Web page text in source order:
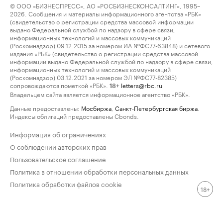
© ООО «БИЗНЕСПРЕСС», АО «РОСБИЗНЕСКОНСАЛТИНГ», 1995–
2026. Сообщения и материалы информационного агентства «РБК»
(свидетельство о регистрации средства массовой информации
выдано Федеральной службой по надзору в сфере связи,
информационных технологий и массовых коммуникаций
(Роскомнадзор) 09.12.2015 за номером ИА №ФС77-63848) и сетевого
издания «РБК» (свидетельство о регистрации средства массовой
информации выдано Федеральной службой по надзору в сфере связи,
информационных технологий и массовых коммуникаций
(Роскомнадзор) 03.12.2021 за номером ЭЛ №ФС77-82385)
сопровождаются пометкой «РБК».
18+ letters@rbc.ru
Владельцем сайта является информационное агентство «РБК».
Данные предоставлены: Мосбиржа Санкт-Петербургская биржа
Индексы облигаций предоставлены Cbonds.
Информация об ограничениях
О соблюдении авторских прав
Пользовательское соглашение
Политика в отношении обработки персональных данных
Политика обработки файлов cookie
18+